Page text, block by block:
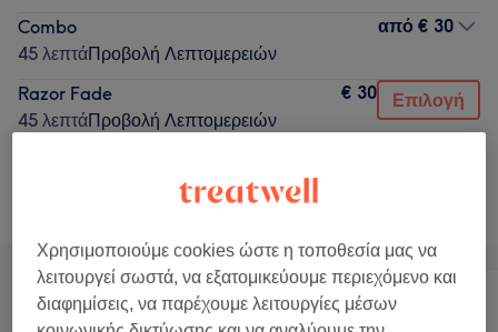
Combo
45 λεπτάΠροβολή Λεπτομερειών
από € 30
Razor Fade
45 λεπτάΠροβολή Λεπτομερειών
€ 30 Επιλογή
Δεν ήταν αυτό που έψαχνες;
Αναζήτηση υπηρεσιών
Χρησιμοποιούμε cookies ώστε η τοποθεσία μας να
λειτουργεί σωστά, να εξατομικεύουμε περιεχόμενο και
διαφημίσεις, να παρέχουμε λειτουργίες μέσων